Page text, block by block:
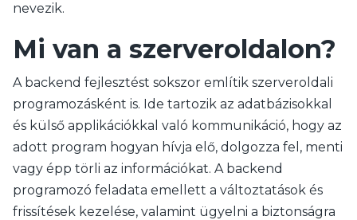
nevezik.
Mi van a szerveroldalon?
A backend fejlesztést sokszor említik szerveroldali
programozásként is. Ide tartozik az adatbázisokkal
és külső applikációkkal való kommunikáció, hogy az
adott program hogyan hívja elő, dolgozza fel, menti
vagy épp törli az információkat. A backend
programozó feladata emellett a változtatások és
frissítések kezelése, valamint ügyelni a biztonságra